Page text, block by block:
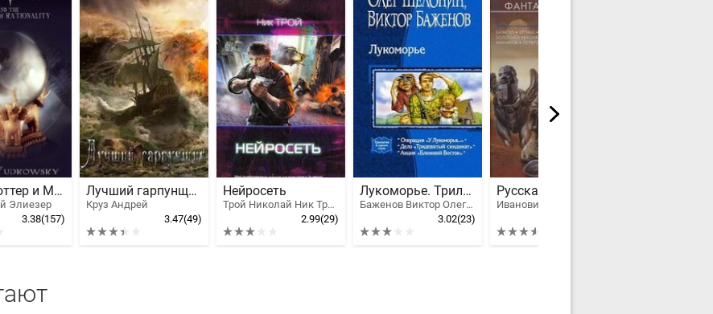
Гарри Поттер и Методы рационального мышления
Элиезер
3.38(157)
Лучший гарпунщик
Круз Андрей
3.47(49)
Нейросеть
Трой Николай Ник Трой
2.99(29)
Лукоморье. Трилогия
Баженов Виктор Олегович, Шелонин Олег Александрович
3.02(23)